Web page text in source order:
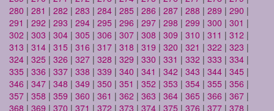
280 | 281 | 282 | 283 | 284 | 285 | 286 | 287 | 288 | 289 | 290 |
291 | 292 | 293 | 294 | 295 | 296 | 297 | 298 | 299 | 300 | 301 |
302 | 303 | 304 | 305 | 306 | 307 | 308 | 309 | 310 | 311 | 312 |
313 | 314 | 315 | 316 | 317 | 318 | 319 | 320 | 321 | 322 | 323 |
324 | 325 | 326 | 327 | 328 | 329 | 330 | 331 | 332 | 333 | 334 |
335 | 336 | 337 | 338 | 339 | 340 | 341 | 342 | 343 | 344 | 345 |
346 | 347 | 348 | 349 | 350 | 351 | 352 | 353 | 354 | 355 | 356 |
357 | 358 | 359 | 360 | 361 | 362 | 363 | 364 | 365 | 366 | 367 |
368 | 369 | 370 | 371 | 372 | 373 | 374 | 375 | 376 | 377 | 378 |